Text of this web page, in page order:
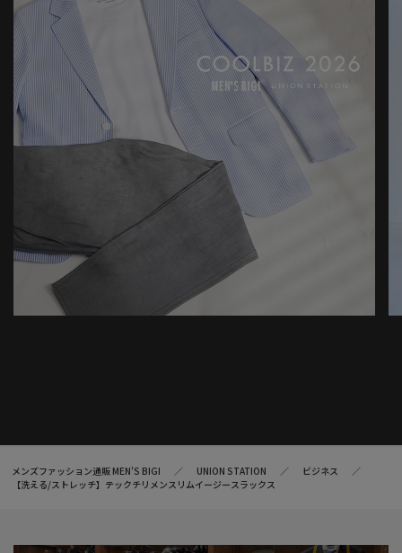
メンズファッション通販 MEN'S BIGI UNION STATION
ビジネス
【洗える/ストレッチ】テックチリメンスリムイージースラックス